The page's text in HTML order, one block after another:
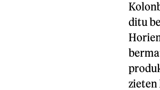
ditu
zieten